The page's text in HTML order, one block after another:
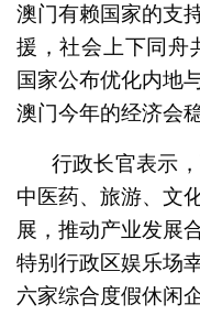
澳门有赖国家的支
援，社会上下同舟
国家公布优化内地
澳门今年的经济会
行政长官表示
中医药、旅游、文
展，推动产业发展
特别行政区娱乐场
六家综合度假休闲